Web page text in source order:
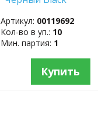
Артикул: 00119692
Кол-во в уп.: 10
Мин. партия: 1
Купить